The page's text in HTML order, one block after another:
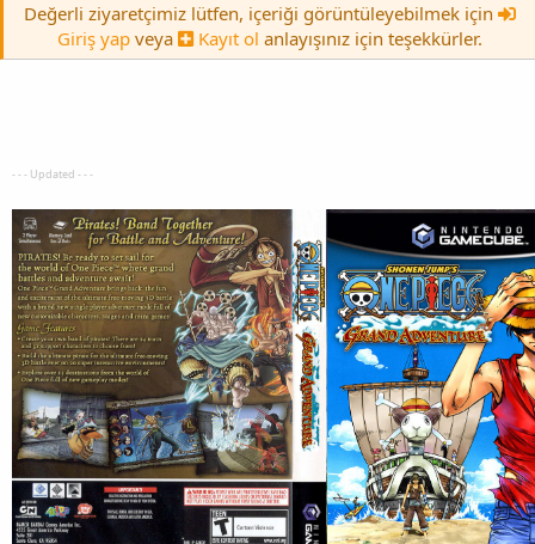
Değerli ziyaretçimiz lütfen, içeriği görüntüleyebilmek için
Giriş yap veya Kayıt ol anlayışınız için teşekkürler.
- - - Updated - - -